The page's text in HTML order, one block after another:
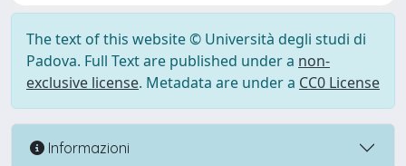
The text of this website © Università degli studi di
Padova. Full Text are published under a non-
exclusive license. Metadata are under a CC0 License
Informazioni